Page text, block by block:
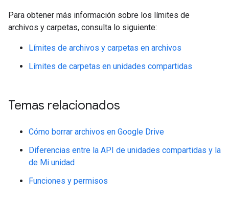
Para obtener más información sobre los límites de
archivos y carpetas, consulta lo siguiente:
Límites de archivos y carpetas en archivos
Límites de carpetas en unidades compartidas
Temas relacionados
Cómo borrar archivos en Google Drive
Diferencias entre la API de unidades compartidas y la
de Mi unidad
Funciones y permisos